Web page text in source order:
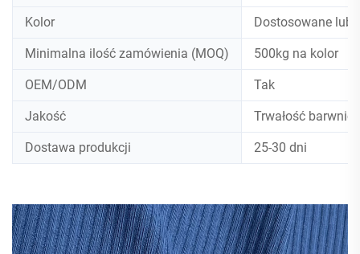
Kolor Dostosowane lub
Minimalna ilość zamówienia (MOQ) 500kg na kolor
OEM/ODM Tak
Jakość Trwałość
Dostawa produkcji 25-30 dni